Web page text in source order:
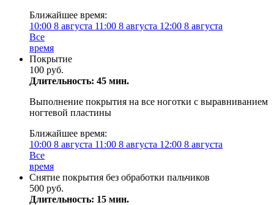
Ближайшее время:
10:00 8 августа 11:00 8 августа 12:00 8 августа
Все
время
Покрытие
100 руб.
Длительность: 45 мин.
Выполнение покрытия на все ноготки с выравниванием
ногтевой пластины
Ближайшее время:
10:00 8 августа 11:00 8 августа 12:00 8 августа
Все
время
Снятие покрытия без обработки пальчиков
500 руб.
Длительность: 15 мин.